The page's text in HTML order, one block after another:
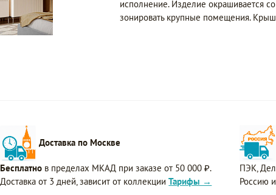
исполнение. Изделие окрашивается
зонировать крупные помещения.
Доставка по Москве
Бесплатно в пределах МКАД при заказе от 50 000 ₽.
Доставка от 3 дней, зависит от коллекцииТарифы →
ПЭК,
Россию